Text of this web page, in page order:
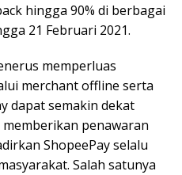
hingga 90% di berbagai
21 Februari 2021.
memperluas
merchant offline serta
dapat semakin dekat
penawaran
ShopeePay selalu
Salah satunya